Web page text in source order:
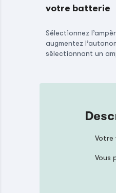
votre batterie
Sélectionnez
augmentez
sélectionnant un
Votre
Vous